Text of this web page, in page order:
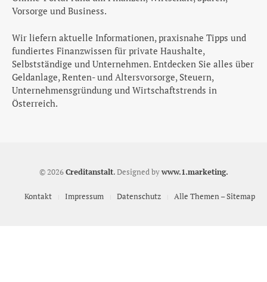
Vorsorge und Business.
Wir liefern aktuelle Informationen, praxisnahe Tipps und
fundiertes Finanzwissen für private Haushalte,
Selbstständige und Unternehmen. Entdecken Sie alles über
Geldanlage, Renten- und Altersvorsorge, Steuern,
Unternehmensgründung und Wirtschaftstrends in
Österreich.
© 2026Creditanstalt.Designed bywww.1.marketing.
Kontakt Impressum Datenschutz Alle Themen – Sitemap